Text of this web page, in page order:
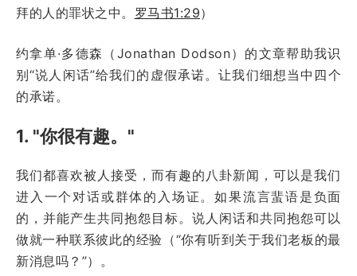
拜的人的罪状之中。 罗马书1:29）
约拿单·多德森（Jonathan Dodson）的文章帮助我识
别“说人闲话”给我们的虚假承诺。让我们细想当中四个
的承诺。
1. "你很有趣。"
我们都喜欢被人接受，而有趣的八卦新闻，可以是我们
进入一个对话或群体的入场证。如果流言蜚语是负面
的，并能产生共同抱怨目标。说人闲话和共同抱怨可以
做就一种联系彼此的经验（“你有听到关于我们老板的最
新消息吗？”）。